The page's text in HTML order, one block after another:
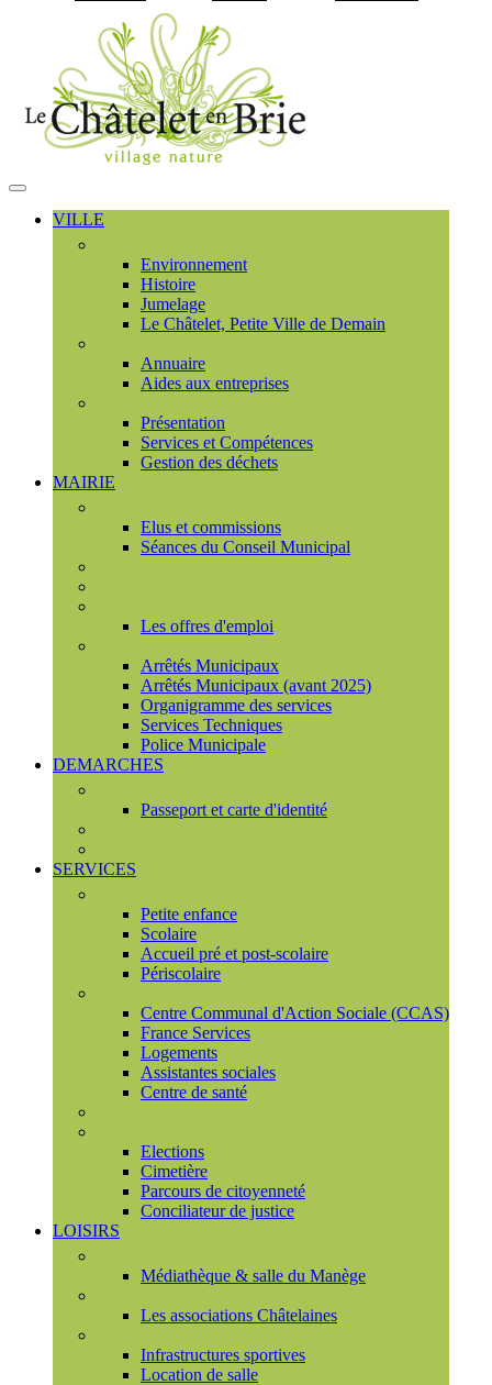
MENU
PRINCIPAL
VILLE
Environnement
Histoire
Jumelage
Le Châtelet, Petite Ville de Demain
Annuaire
Aides aux entreprises
Présentation
Services et Compétences
Gestion des déchets
MAIRIE
Elus et commissions
Séances du Conseil Municipal
Les offres d'emploi
Arrêtés Municipaux
Arrêtés Municipaux (avant 2025)
Organigramme des services
Services Techniques
Police Municipale
DEMARCHES
Passeport et carte d'identité
SERVICES
Petite enfance
Scolaire
Accueil pré et post-scolaire
Périscolaire
Centre Communal d'Action Sociale (CCAS)
France Services
Logements
Assistantes sociales
Centre de santé
Elections
Cimetière
Parcours de citoyenneté
Conciliateur de justice
LOISIRS
Médiathèque & salle du Manège
Les associations Châtelaines
Infrastructures sportives
Location de salle